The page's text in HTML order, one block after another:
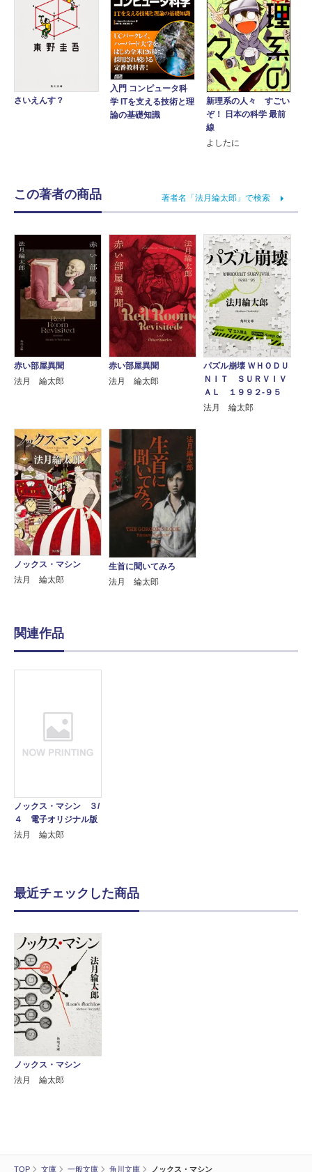
TOP 文庫 一般文庫 角川文庫 ノックス・マシン
さいえんす？
入門 コンピュータ科
学 ITを支える技術と理
論の基礎知識
新理系の人々 すごい
ぞ！ 日本の科学 最前
線
よしたに
この著者の商品 著者名「法月綸太郎」で検索
赤い部屋異聞
法月 綸太郎
赤い部屋異聞
法月 綸太郎
パズル崩壊 ＷＨＯＤＵ
ＮＩＴ ＳＵＲＶＩＶ
ＡＬ １９９２‐９５
法月 綸太郎
ノックス・マシン
法月 綸太郎
生首に聞いてみろ
法月 綸太郎
関連作品
ノックス・マシン ３/
４ 電子オリジナル版
法月 綸太郎
最近チェックした商品
ノックス・マシン
法月 綸太郎